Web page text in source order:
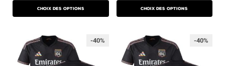
Choix des options Choix des options
-40% -40%